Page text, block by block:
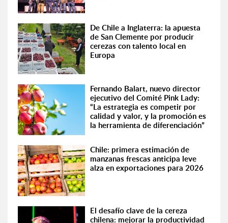
De Chile a Inglaterra: la apuesta
de San Clemente por producir
cerezas con talento local en
Europa
Fernando Balart, nuevo director
ejecutivo del Comité Pink Lady:
“La estrategia es competir por
calidad y valor, y la promoción es
la herramienta de diferenciación”
Chile: primera estimación de
manzanas frescas anticipa leve
alza en exportaciones para 2026
El desafío clave de la cereza
chilena: mejorar la productividad